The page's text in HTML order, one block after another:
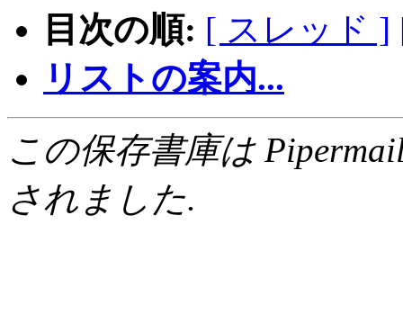
目次の順: [ スレッド ]
リストの案内...
この保存書庫は
されました.